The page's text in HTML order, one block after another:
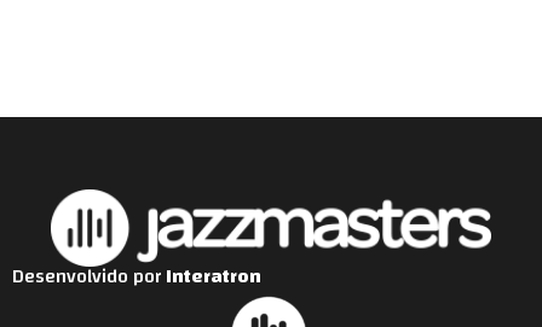
Desenvolvido porInteratron